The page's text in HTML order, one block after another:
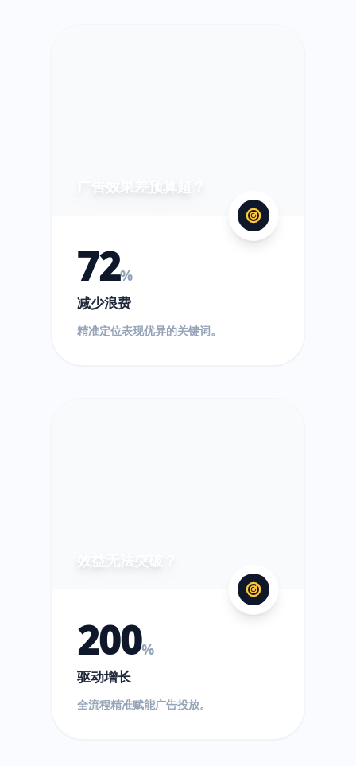
广告效果差预算超？
72%
减少浪费
精准定位表现优异的关键词。
效益无法突破？
200%
驱动增长
全流程精准赋能广告投放。